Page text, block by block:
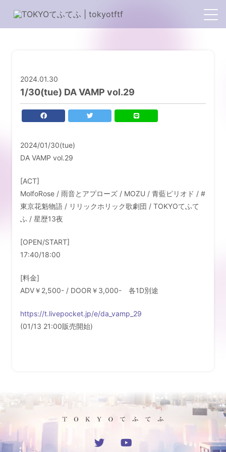
TOPICS
SHOP
2024.01.30
1/30(tue) DA VAMP vol.29
2024/01/30(tue)
DA VAMP vol.29
[ACT]
MolfoRose / 雨音とアプローズ / MOZU / 青藍ピリオド / #
東京花魁物語 / リリックホリック歌劇団 / TOKYOてふて
ふ / 星歴13夜
[OPEN/START]
17:40/18:00
[料金]
ADV￥2,500- / DOOR￥3,000- 各1D別途
https://t.livepocket.jp/e/da_vamp_29
(01/13 21:00販売開始)